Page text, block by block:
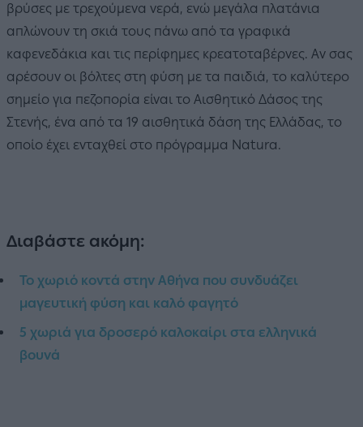
βρύσες με τρεχούμενα νερά, ενώ μεγάλα πλατάνια
απλώνουν τη σκιά τους πάνω από τα γραφικά
καφενεδάκια και τις περίφημες κρεατοταβέρνες. Αν σας
αρέσουν οι βόλτες στη φύση με τα παιδιά, το καλύτερο
σημείο για πεζοπορία είναι το Αισθητικό Δάσος της
Στενής, ένα από τα 19 αισθητικά δάση της Ελλάδας, το
οποίο έχει ενταχθεί στο πρόγραμμα Natura.
Διαβάστε ακόμη:
Το χωριό κοντά στην Αθήνα που συνδυάζει
μαγευτική φύση και καλό φαγητό
5 χωριά για δροσερό καλοκαίρι στα ελληνικά
βουνά